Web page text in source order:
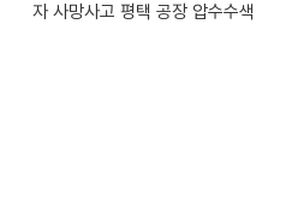
자 사망사고 평택 공장 압수수색